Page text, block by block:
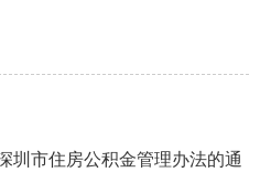
圳市住房公积金管理办法的通